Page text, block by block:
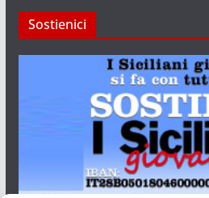
Sostienici